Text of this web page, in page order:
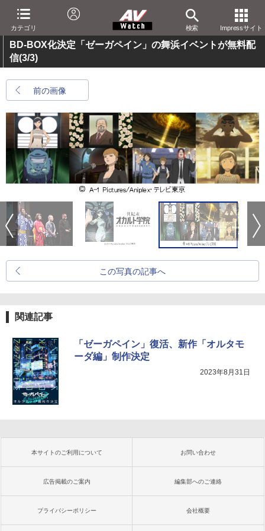
カテゴリ 検索 Impressサイト
BD-BOX化決定「ゼーガペイン」の舞浜イベントが無料配
信(3/3)
前の画像
この写真の記事へ
関連記事
「ゼーガペイン」復活、新作「オルタモ
ーダ編」制作決定
2023年8月31日
本サイトのご利用について お問い合わせ
広告掲載のご案内 編集部へのご連絡
プライバシーポリシー 会社概要